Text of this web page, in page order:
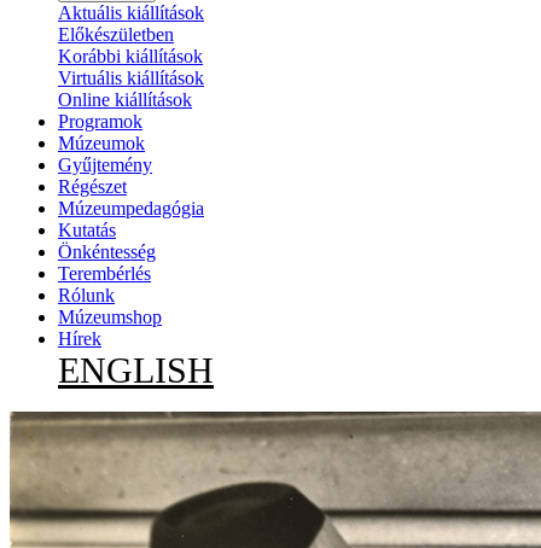
Aktuális kiállítások
Előkészületben
Korábbi kiállítások
Virtuális kiállítások
Online kiállítások
Programok
Múzeumok
Gyűjtemény
Régészet
Múzeumpedagógia
Kutatás
Önkéntesség
Terembérlés
Rólunk
Múzeumshop
Hírek
ENGLISH